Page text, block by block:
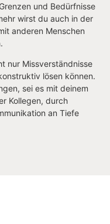
und Bedürfnisse
wirst du auch in der
anderen Menschen
nur Missverständnisse
lösen können.
sei es mit deinem
Kollegen, durch
an Tiefe